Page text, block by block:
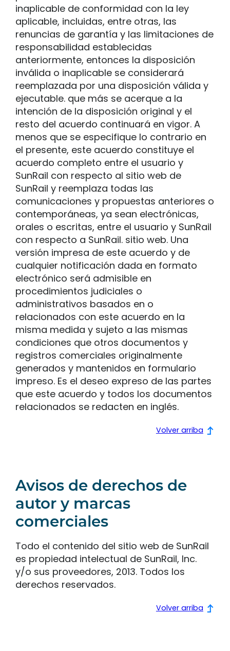
inaplicable de conformidad con la ley
aplicable, incluidas, entre otras, las
renuncias de garantía y las limitaciones de
responsabilidad establecidas
anteriormente, entonces la disposición
inválida o inaplicable se considerará
reemplazada por una disposición válida y
ejecutable. que más se acerque a la
intención de la disposición original y el
resto del acuerdo continuará en vigor. A
menos que se especifique lo contrario en
el presente, este acuerdo constituye el
acuerdo completo entre el usuario y
SunRail con respecto al sitio web de
SunRail y reemplaza todas las
comunicaciones y propuestas anteriores o
contemporáneas, ya sean electrónicas,
orales o escritas, entre el usuario y SunRail
con respecto a SunRail. sitio web. Una
versión impresa de este acuerdo y de
cualquier notificación dada en formato
electrónico será admisible en
procedimientos judiciales o
administrativos basados en o
relacionados con este acuerdo en la
misma medida y sujeto a las mismas
condiciones que otros documentos y
registros comerciales originalmente
generados y mantenidos en formulario
impreso. Es el deseo expreso de las partes
que este acuerdo y todos los documentos
relacionados se redacten en inglés.
Volver arriba
Avisos de derechos de
autor y marcas
comerciales
Todo el contenido del sitio web de SunRail
es propiedad intelectual de SunRail, Inc.
y/o sus proveedores, 2013. Todos los
derechos reservados.
Volver arriba